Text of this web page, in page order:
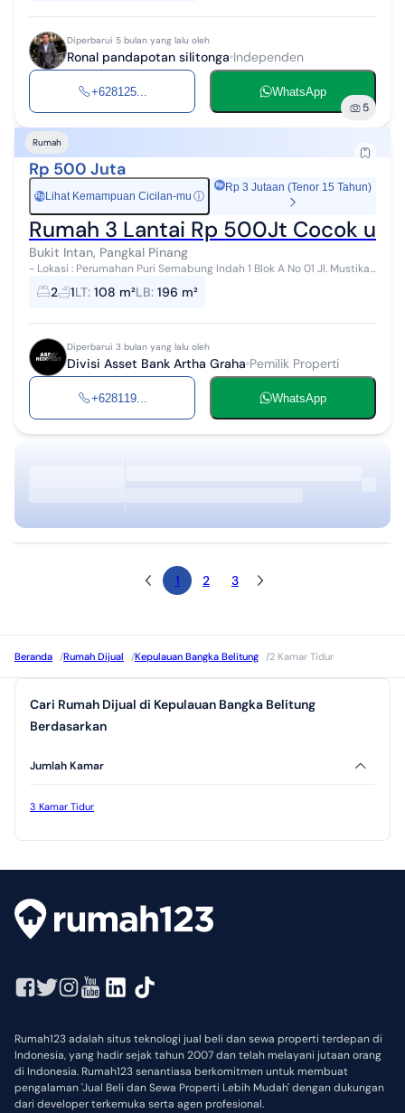
Diperbarui 5 bulan yang lalu oleh
Ronal pandapotan silitonga Independen
+628125... WhatsApp
5
Rumah
Rp 500 Juta
Rp Lihat Kemampuan Cicilan-mu ⓘ
Rp 3 Jutaan (Tenor 15 Tahun)
Rumah 3 Lantai Rp 500Jt Cocok
Bukit Intan, Pangkal Pinang
- Lokasi : Perumahan Puri Semabung Indah 1 Blok A No 01 Jl. Mustika
Kel Semabung Lama Kec Bukit Intan Kota Pangkalpinang Prov
Kepulauan Bangka Beli...
2 1LT: 108 m²LB: 196 m²
Diperbarui 3 bulan yang lalu oleh
Divisi Asset Bank Artha Graha Pemilik Properti
+628119... WhatsApp
1 2 3
Beranda /Rumah Dijual /Kepulauan Bangka Belitung /2 Kamar Tidur
Cari Rumah Dijual di Kepulauan Bangka Belitung
Berdasarkan
Jumlah Kamar
3 Kamar Tidur
Rumah123 adalah situs teknologi jual beli dan sewa properti terdepan di
Indonesia, yang hadir sejak tahun 2007 dan telah melayani jutaan orang
di Indonesia. Rumah123 senantiasa berkomitmen untuk membuat
pengalaman 'Jual Beli dan Sewa Properti Lebih Mudah' dengan dukungan
dari developer terkemuka serta agen profesional.